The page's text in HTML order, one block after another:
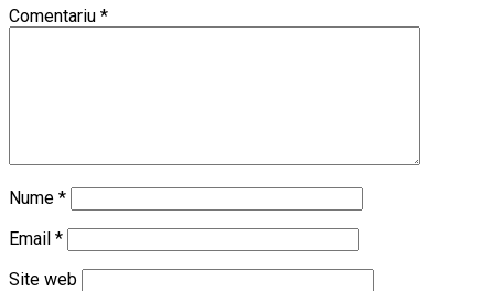
Comentariu *
Nume *
Email *
Site web